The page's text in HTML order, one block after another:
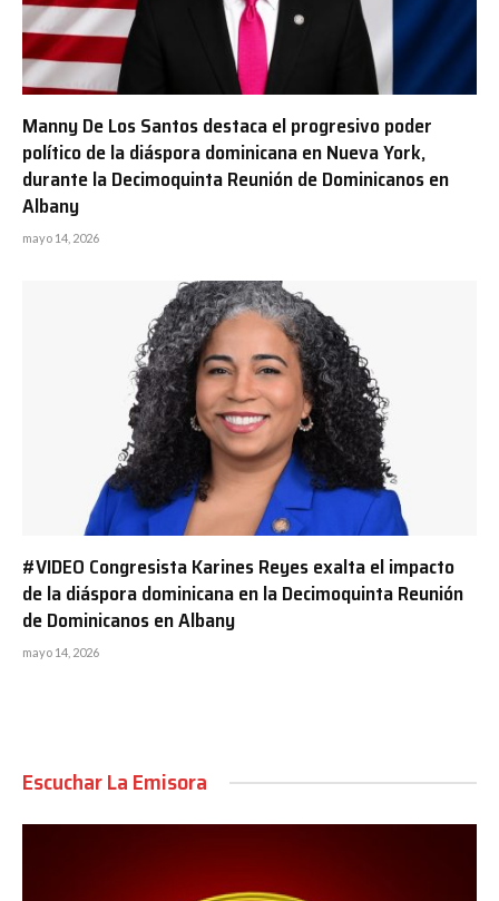
Manny De Los Santos destaca el progresivo poder
político de la diáspora dominicana en Nueva York,
durante la Decimoquinta Reunión de Dominicanos en
Albany
mayo 14, 2026
#VIDEO Congresista Karines Reyes exalta el impacto
de la diáspora dominicana en la Decimoquinta Reunión
de Dominicanos en Albany
mayo 14, 2026
Escuchar La Emisora